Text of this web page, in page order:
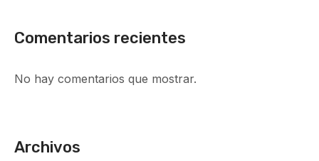
Comentarios recientes
No hay comentarios que mostrar.
Archivos